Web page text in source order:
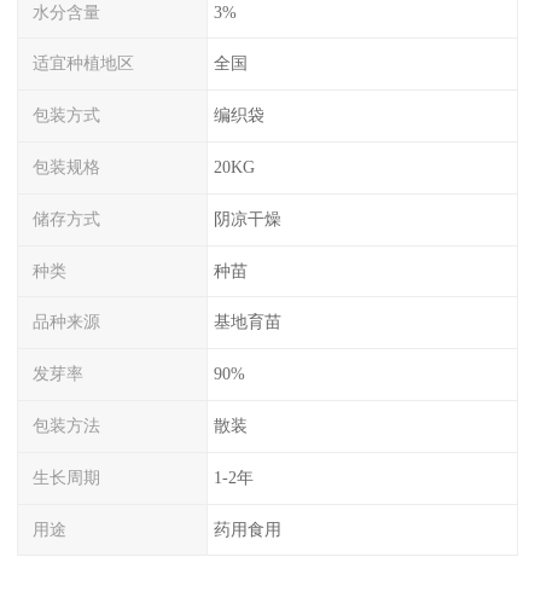
水分含量 3%
适宜种植地区 全国
包装方式 编织袋
包装规格 20KG
储存方式 阴凉干燥
种类 种苗
品种来源 基地育苗
发芽率 90%
包装方法 散装
生长周期 1-2年
用途 药用食用